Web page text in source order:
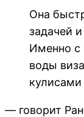
Она
задачей
Именно
воды
— говорит